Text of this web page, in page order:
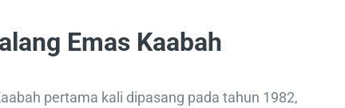
Emas Kaabah
pertama kali dipasang pada tahun 1982,